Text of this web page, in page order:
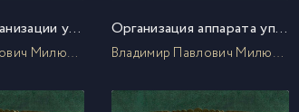
Тезисы об организации управления хозяйственной жизнью (по докладу т. Милютина В.П.)
Владимир Павлович Милютин
Организация аппарата управления народным хозяйством
Владимир Павлович Милютин